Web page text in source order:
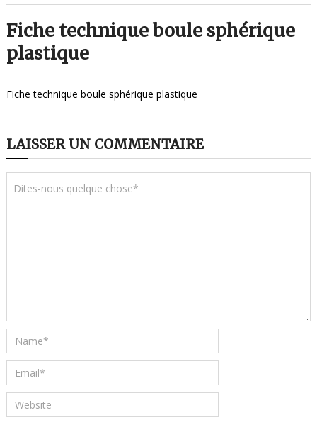
Fiche technique boule sphérique
plastique
Fiche technique boule sphérique plastique
LAISSER UN COMMENTAIRE